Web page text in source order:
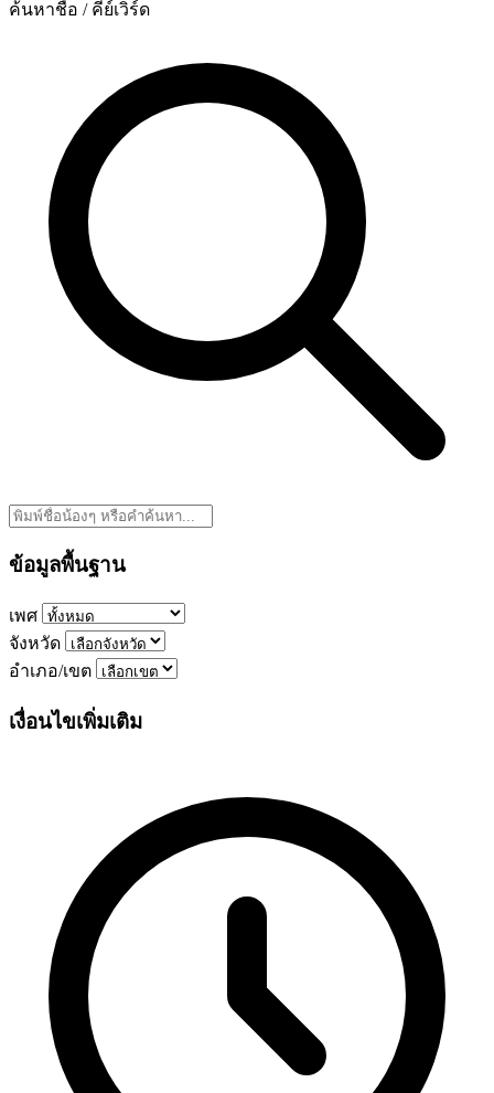
ค้นหาชื่อ / คีย์เวิร์ด
ข้อมูลพื้นฐาน
เพศ
จังหวัด
อำเภอ/เขต
เงื่อนไขเพิ่มเติม